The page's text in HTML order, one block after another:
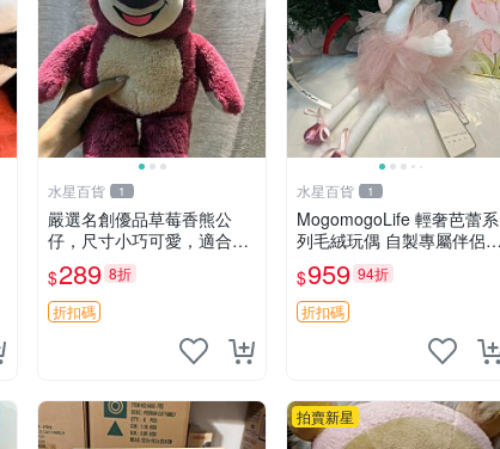
水星百貨 1
嚴選名創優品草莓香熊公
仔，尺寸小巧可愛，適合收
藏賞玩 30cm 玩具 公仔 草
莓熊
$289 8折
折扣碼
水星百貨 1
MogomogoLife 輕奢芭蕾系
列毛絨玩偶 自製專屬伴侶
帶標牌全新成色 芭蕾系列
毛絨玩偶 安撫玩具 新款上
架
$959 94折
折扣碼
拍賣新星